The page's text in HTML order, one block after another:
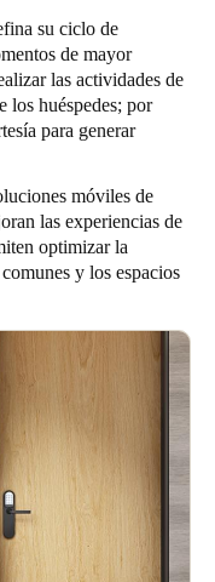
su ciclo de
de mayor
las actividades de
los huéspedes; por
para generar
móviles de
las experiencias de
optimizar la
y los espacios